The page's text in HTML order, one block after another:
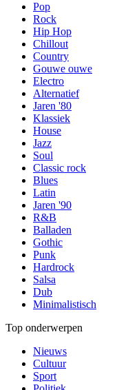
Pop
Rock
Hip Hop
Chillout
Country
Gouwe ouwe
Electro
Alternatief
Jaren '80
Klassiek
House
Jazz
Soul
Classic rock
Blues
Latin
Jaren '90
R&B
Balladen
Gothic
Punk
Hardrock
Salsa
Dub
Minimalistisch
Top onderwerpen
Nieuws
Cultuur
Sport